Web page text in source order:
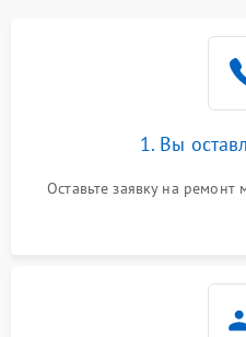
1. Вы
Оставьте заявку на